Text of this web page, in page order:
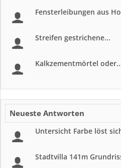
Fensterleibungen aus
Streifen gestrichene...
Kalkzementmörtel
Neueste Antworten
Untersicht Farbe löst
Stadtvilla 141m